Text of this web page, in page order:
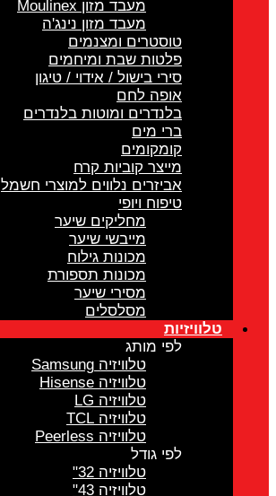
מעבד מזון Moulinex
מעבד מזון נינג'ה
טוסטרים ומצנמים
פלטות שבת ומיחמים
סירי בישול / אידוי / טיגון
אופה לחם
בלנדרים ומוטות בלנדרים
ברי מים
קומקומים
מייצר קוביות קרח
אביזרים נלווים למוצרי חשמל
טיפוח ויופי
מחליקים שיער
מייבשי שיער
מכונות גילוח
מכונות תספורת
מסירי שיער
מסלסלים
טלוויזיות
לפי מותג
טלוויזיה Samsung
טלוויזיה Hisense
טלוויזיה LG
טלוויזיה TCL
טלוויזיה Peerless
לפי גודל
טלוויזיה 32"
טלוויזיה 43"